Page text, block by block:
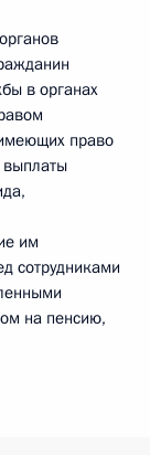
в органах
право
выплаты
им
сотрудниками
на пенсию,